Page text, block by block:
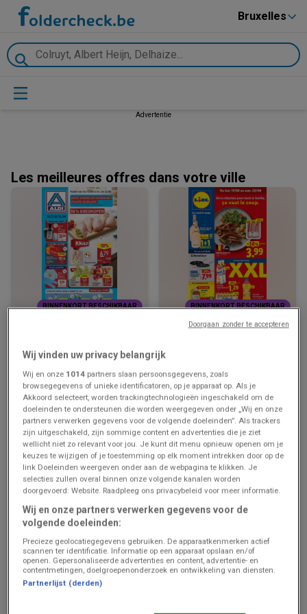
Bruxelles
Advertentie
Les meilleures offres dans votre ville
BINNENKORT BESCHIKBAAR
Meilleures offres pour les
acheteurs économes
Prijsgegevens
geldig tot en
met 22/8
BINNENKORT BESCHIKBAAR
1708 - 2208
Prijsgegevens
geldig tot en
met 22/8
ZOJUIST TOEGEVOEGD
Hema
ZOJUIST TOEGEVOEGD
Albert Heijn
Wij vinden uw privacy belangrijk
Wij en onze 1014 partners slaan persoonsgegevens, zoals
browsegegevens of unieke identificatoren, op je apparaat op. Als je
Akkoord selecteert, worden trackingtechnologieën ingeschakeld om de
doeleinden te ondersteunen die worden weergegeven onder „Wij en onze
partners verwerken gegevens voor de volgende doeleinden”. Als trackers
zijn uitgeschakeld, zijn sommige content en advertenties die je ziet
wellicht niet zo relevant voor jou. Je kunt dit menu opnieuw openen om je
keuzes te wijzigen of je toestemming op elk moment intrekken door op de
link Doeleinden weergeven onder aan de webpagina te klikken. Je
selecties zullen overal binnen onze volgende kanalen worden
doorgevoerd: Website. Raadpleeg ons privacybeleid voor meer informatie.
Wij en onze partners verwerken gegevens voor de
volgende doeleinden:
Precieze geolocatiegegevens gebruiken. De apparaatkenmerken actief
scannen ter identificatie. Informatie op een apparaat opslaan en/of
openen. Gepersonaliseerde advertenties en content, advertentie- en
contentmetingen, doelgroepenonderzoek en ontwikkeling van diensten.
Partnerlijst (derden)
Doorgaan zonder te accepteren